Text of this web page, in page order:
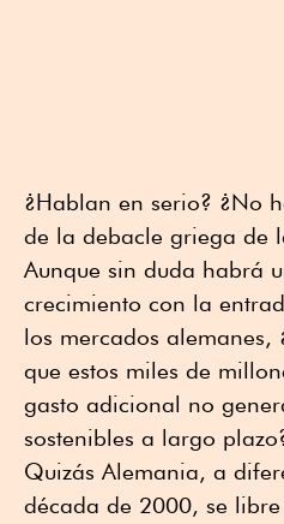
¿Hablan en serio? ¿No
de la debacle griega de
Aunque sin duda habrá
crecimiento con la
los mercados alemanes,
que estos miles de
gasto adicional no
sostenibles a largo
Quizás Alemania, a
década de 2000, se